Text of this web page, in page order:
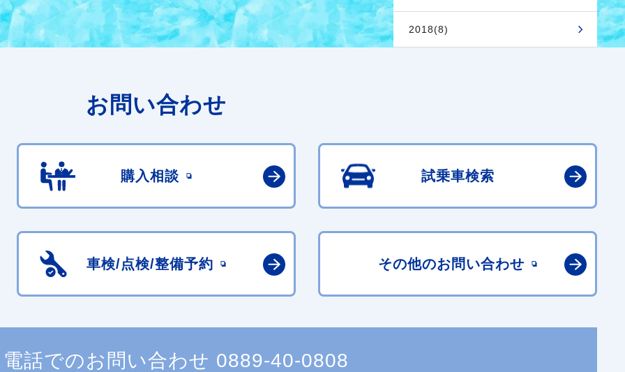
2018(8)
お問い合わせ
購入相談 試乗車検索
車検/点検/整備予約 その他のお問い合わせ
電話でのお問い合わせ 0889-40-0808